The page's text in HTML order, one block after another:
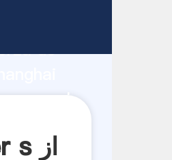
de